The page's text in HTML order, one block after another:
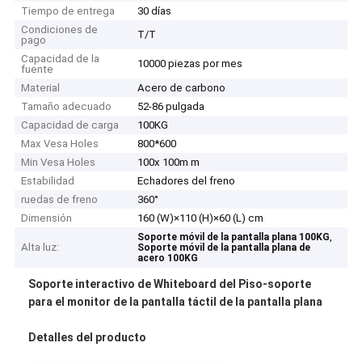
Tiempo de entrega
30 días
Condiciones de
pago
T/T
Capacidad de la
fuente
10000 piezas por mes
Material
Acero de carbono
Tamaño adecuado
52-86 pulgada
Capacidad de carga
100KG
Max Vesa Holes
800*600
Min Vesa Holes
100x 100m m
Estabilidad
Echadores del freno
ruedas de freno
360°
Dimensión
160 (W)×110 (H)×60 (L) cm
Alta luz:
Soporte móvil de la pantalla plana 100KG,
Soporte móvil de la pantalla plana de
acero 100KG
Soporte interactivo de Whiteboard del Piso-soporte
para el monitor de la pantalla táctil de la pantalla plana
Detalles del producto